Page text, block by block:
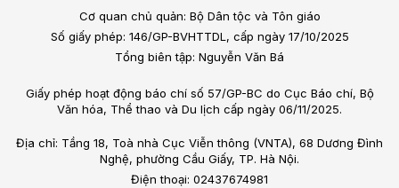
Cơ quan chủ quản: Bộ Dân tộc và Tôn giáo
Số giấy phép: 146/GP-BVHTTDL, cấp ngày 17/10/2025
Tổng biên tập: Nguyễn Văn Bá
Giấy phép hoạt động báo chí số 57/GP-BC do Cục Báo chí, Bộ
Văn hóa, Thể thao và Du lịch cấp ngày 06/11/2025.
Địa chỉ: Tầng 18, Toà nhà Cục Viễn thông (VNTA), 68 Dương Đình
Nghệ, phường Cầu Giấy, TP. Hà Nội.
Điện thoại: 02437674981